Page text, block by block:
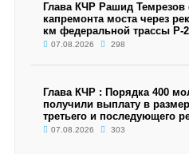
Глава КЧР Рашид
капремонта моста через
км федеральной трассы Р-
07.08.2026 298
Глава КЧР : Порядка 400
получили выплату в
третьего и последующего
07.08.2026 303